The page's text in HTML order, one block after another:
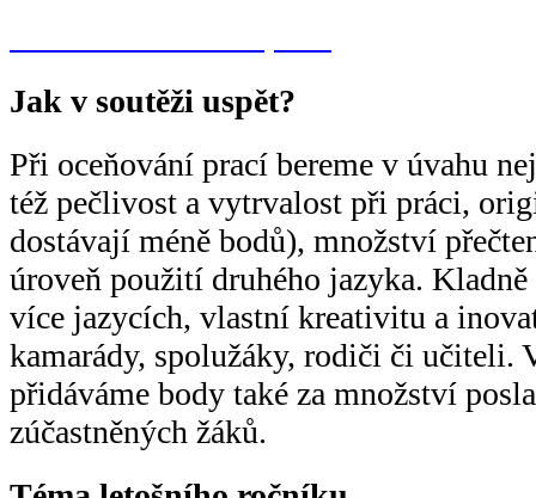
Jak v soutěži uspět?
Při oceňování prací bereme v úvahu
též pečlivost a vytrvalost při práci,
dostávají méně bodů), množství
úroveň použití druhého jazyka.
více jazycích, vlastní kreativitu a
kamarády, spolužáky, rodiči či
přidáváme body také za množství
zúčastněných žáků.